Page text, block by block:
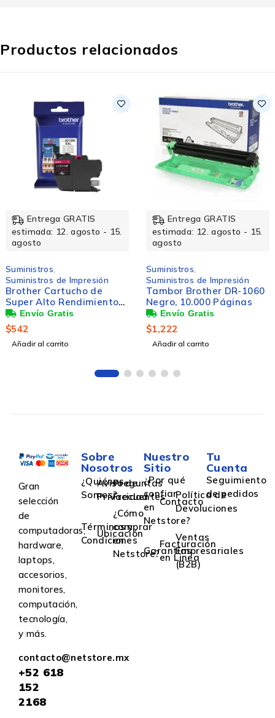
Productos relacionados
Entrega GRATIS
estimada: 12. agosto - 15.
agosto
Suministros
Suministros de Impresión
Tambor Brother DR-1060
Negro, 10.000 Páginas
$1,222
Añadir al carrito
Entrega GRATIS
estimada: 12. agosto - 15.
agosto
Suministros
Suministros de Oficina
Cinta Brother M531
Negro sobre Azul, 12mm
8m
$162
Añadir al carrito
Gran
selección
de
computadoras,
hardware,
laptops,
accesorios,
monitores,
computación,
tecnología,
y más.
contacto@netstore.mx
+52 618
152
2168
Sobre
Nosotros
¿Quiénes
Somos?
Aviso de
Privacidad
Preguntas
Frecuentes
Términos y
Condiciones
Ubicación
¿Cómo
comprar
en
Netstore?
Nuestro
Sitio
¿Por qué
confiar
en
Netstore?
Contacto
Política de
Devoluciones
Garantías
Facturación
en Linea
Ventas
Empresariales
(B2B)
Tu
Cuenta
Seguimiento
de pedidos